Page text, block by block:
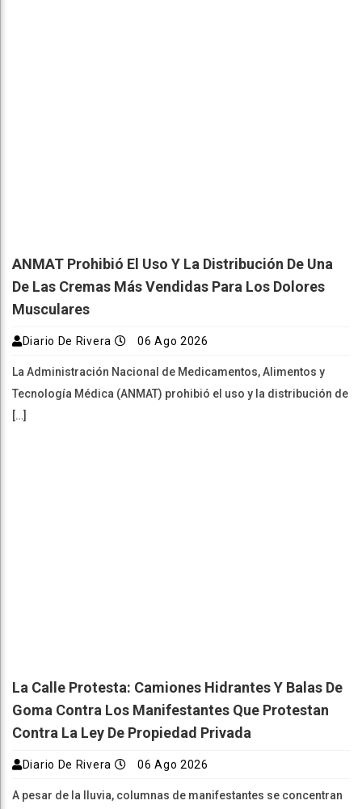
ANMAT Prohibió El Uso Y La Distribución De Una
De Las Cremas Más Vendidas Para Los Dolores
Musculares
Diario De Rivera 06 Ago 2026
La Administración Nacional de Medicamentos, Alimentos y
Tecnología Médica (ANMAT) prohibió el uso y la distribución de
[…]
La Calle Protesta: Camiones Hidrantes Y Balas De
Goma Contra Los Manifestantes Que Protestan
Contra La Ley De Propiedad Privada
Diario De Rivera 06 Ago 2026
A pesar de la lluvia, columnas de manifestantes se concentran